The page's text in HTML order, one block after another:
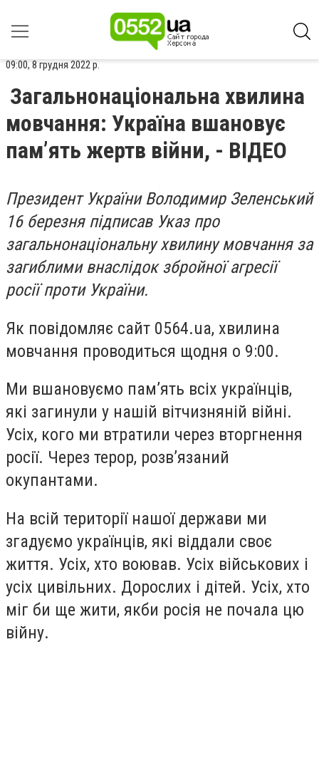
09:00, 8 грудня 2022 р.
Загальнонаціональна хвилина
мовчання: Україна вшановує
пам’ять жертв війни, - ВІДЕО
Президент України Володимир Зеленський
16 березня підписав Указ про
загальнонаціональну хвилину мовчання за
загиблими внаслідок збройної агресії
росії проти України.
Як повідомляє сайт 0564.ua, хвилина
мовчання проводиться щодня о 9:00.
Ми вшановуємо памʼять всіх українців,
які загинули у нашій вітчизняній війні.
Усіх, кого ми втратили через вторгнення
росії. Через терор, розвʼязаний
окупантами.
На всій території нашої держави ми
згадуємо українців, які віддали своє
життя. Усіх, хто воював. Усіх військових і
усіх цивільних. Дорослих і дітей. Усіх, хто
міг би ще жити, якби росія не почала цю
війну.